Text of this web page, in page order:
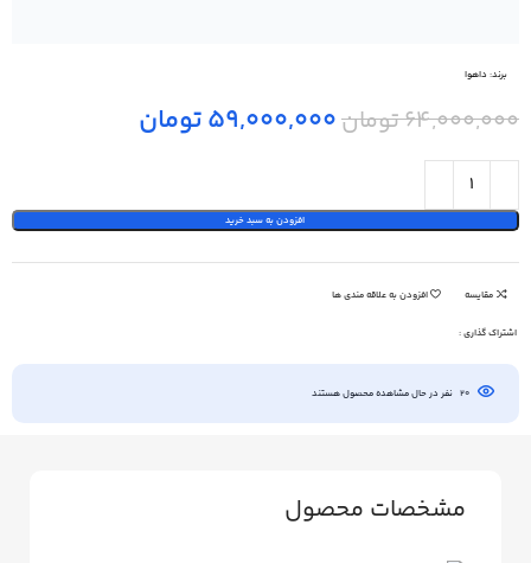
برند: داهوا
64,000,000تومان59,000,000تومان
افزودن به سبد خرید
مقایسه افزودن به علاقه مندی ها
اشتراک گذاری :
20 نفر در حال مشاهده محصول هستند
مشخصات محصول